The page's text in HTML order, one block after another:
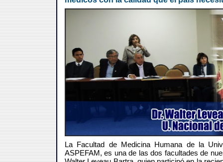
La Facultad de Medicina Humana de la
ASPEFAM, es una de las dos facultades de